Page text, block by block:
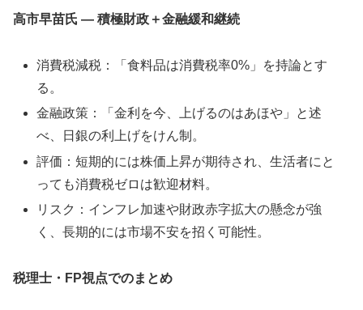
高市早苗氏 ― 積極財政＋金融緩和継続
消費税減税：「食料品は消費税率0%」を持論とす
る。
金融政策：「金利を今、上げるのはあほや」と述
べ、日銀の利上げをけん制。
評価：短期的には株価上昇が期待され、生活者にと
っても消費税ゼロは歓迎材料。
リスク：インフレ加速や財政赤字拡大の懸念が強
く、長期的には市場不安を招く可能性。
税理士・FP視点でのまとめ